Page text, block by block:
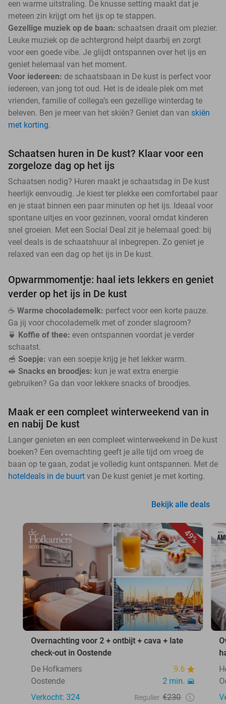
een warme uitstraling. De knusse setting maakt dat je
meteen zin krijgt om het ijs op te stappen.
Gezellige muziek op de baan: schaatsen draait om plezier.
Leuke muziek op de achtergrond helpt daarbij en zorgt
voor een goede vibe. Je glijdt ontspannen over het ijs en
geniet helemaal van het moment.
Voor iedereen: de schaatsbaan in De kust is perfect voor
iedereen, van jong tot oud. Het is de ideale plek om met
vrienden, familie of collega’s een gezellige winterdag te
beleven. Ben je meer van het skiën? Geniet dan van skiën
met korting.
Schaatsen huren in De kust? Klaar voor een
zorgeloze dag op het ijs
Schaatsen nodig? Huren maakt je schaatsdag in De kust
heerlijk eenvoudig. Je kiest ter plekke een comfortabel paar
en je staat binnen een paar minuten op het ijs. Ideaal voor
spontane uitjes en voor gezinnen, vooral omdat kinderen
snel groeien. Met een Social Deal zit je helemaal goed: bij
veel deals is de schaatshuur al inbegrepen. Zo geniet je
relaxed van een dag op het ijs in De kust.
Opwarmmomentje: haal iets lekkers en geniet
verder op het ijs in De kust
☕ Warme chocolademelk: perfect voor een korte pauze.
Ga jij voor chocolademelk met of zonder slagroom?
🍵 Koffie of thee: even ontspannen voordat je verder
schaatst.
🥣 Soepje: van een soepje krijg je het lekker warm.
🥪 Snacks en broodjes: kun je wat extra energie
gebruiken? Ga dan voor lekkere snacks of broodjes.
Maak er een compleet winterweekend van in
en nabij De kust
Langer genieten en een compleet winterweekend in De kust
boeken? Een overnachting geeft je alle tijd om vroeg de
baan op te gaan, zodat je volledig kunt ontspannen. Met de
hoteldeals in de buurt van De kust geniet je met korting.
Bekijk alle deals
49%
Overnachting voor 2 + ontbijt + cava + late
check-out in Oostende
De Hofkamers
9.6
Oostende
2 min.
Verkocht: 324
Regulier €230